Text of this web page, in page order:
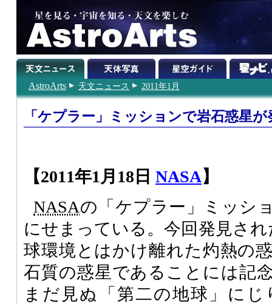
AstroArts 天文ニュース 2011年1月
「ケプラー」ミッションで岩石惑星
【2011年1月18日 NASA】
NASAの「ケプラー」ミッシ
にせまっている。今回発見され
球環境とはかけ離れた灼熱の
石質の惑星であることには記
まだ見ぬ「第二の地球」に